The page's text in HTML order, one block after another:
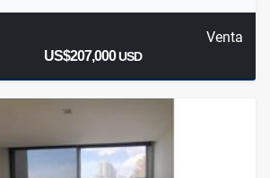
Venta
US$207,000USD